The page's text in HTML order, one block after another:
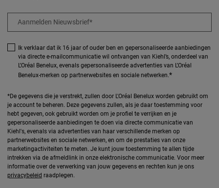
Aanmelden Nieuwsbrief*
Ik verklaar dat ik 16 jaar of ouder ben en gepersonaliseerde aanbiedingen
via directe e-mailcommunicatie wil ontvangen van Kiehl’s, onderdeel van
L’Oréal Benelux, evenals gepersonaliseerde advertenties van L’Oréal
Benelux-merken op partnerwebsites en sociale netwerken.*
*De gegevens die je verstrekt, zullen door L'Oréal Benelux worden gebruikt om
je account te beheren. Deze gegevens zullen, als je daar toestemming voor
hebt gegeven, ook gebruikt worden om je profiel te verrijken en je
gepersonaliseerde aanbiedingen te doen via directe communicatie van
Kiehl's, evenals via advertenties van haar verschillende merken op
partnerwebsites en sociale netwerken, en om de prestaties van onze
marketingactiviteiten te meten. Je kunt jouw toestemming te allen tijde
intrekken via de afmeldlink in onze elektronische communicatie. Voor meer
informatie over de verwerking van jouw gegevens en rechten kun je ons
privacybeleid raadplegen.